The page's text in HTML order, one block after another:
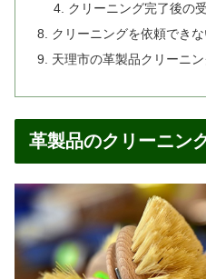
クリーニング完了後の
クリーニングを依頼でき
天理市の革製品クリーニ
革製品のクリーニン